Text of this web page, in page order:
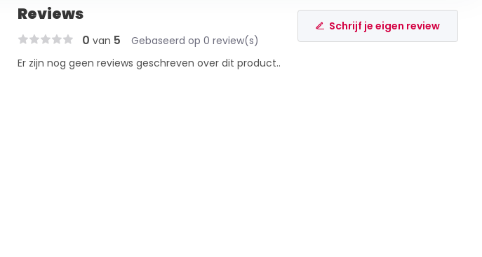
Reviews
0 van 5 Gebaseerd op 0 review(s)
Schrijf je eigen review
Er zijn nog geen reviews geschreven over dit product..